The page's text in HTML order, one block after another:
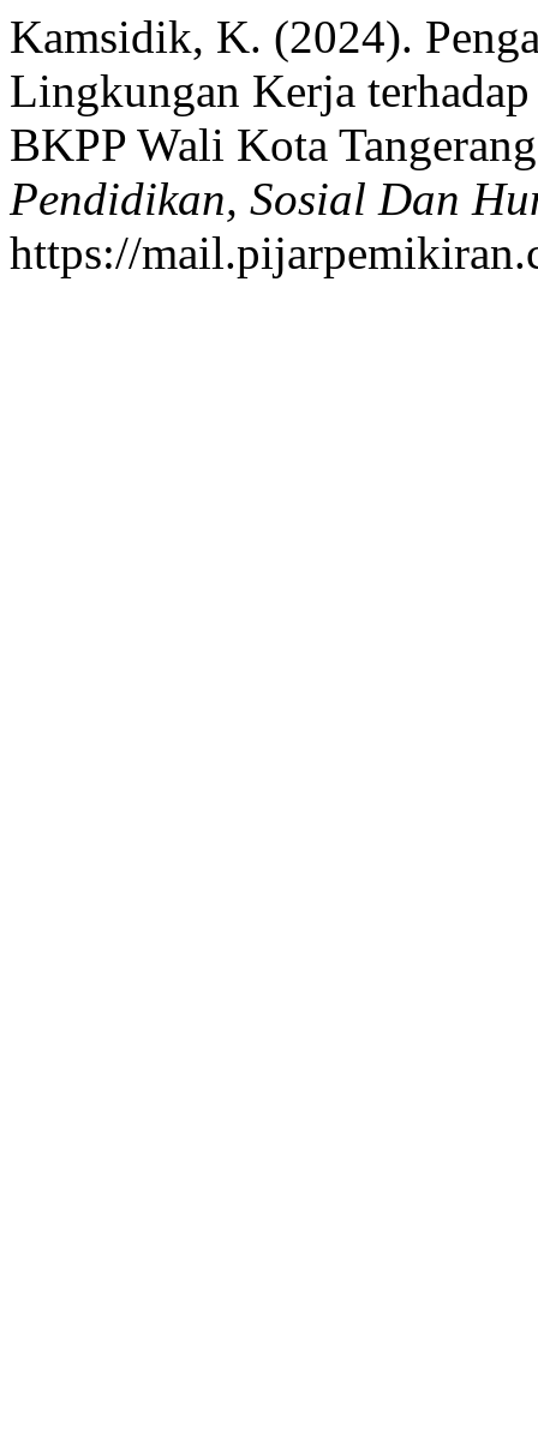
Kamsidik, K. (2024).
Lingkungan Kerja
BKPP Wali Kota
Pendidikan, Sosial Dan
https://